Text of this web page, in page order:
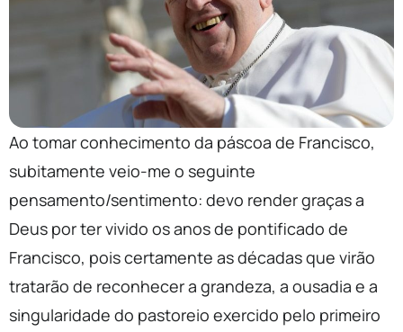
Ao tomar conhecimento da páscoa de Francisco,
subitamente veio-me o seguinte
pensamento/sentimento: devo render graças a
Deus por ter vivido os anos de pontificado de
Francisco, pois certamente as décadas que virão
tratarão de reconhecer a grandeza, a ousadia e a
singularidade do pastoreio exercido pelo primeiro